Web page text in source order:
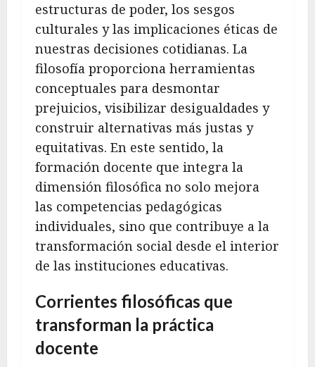
estructuras de poder, los sesgos
culturales y las implicaciones éticas de
nuestras decisiones cotidianas. La
filosofía proporciona herramientas
conceptuales para desmontar
prejuicios, visibilizar desigualdades y
construir alternativas más justas y
equitativas. En este sentido, la
formación docente que integra la
dimensión filosófica no solo mejora
las competencias pedagógicas
individuales, sino que contribuye a la
transformación social desde el interior
de las instituciones educativas.
Corrientes filosóficas que
transforman la práctica
docente